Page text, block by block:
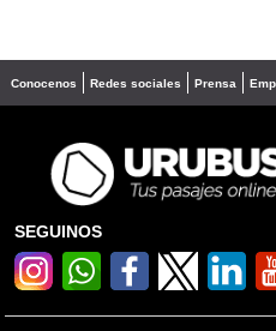
Conocenos Redes sociales Prensa
SEGUINOS